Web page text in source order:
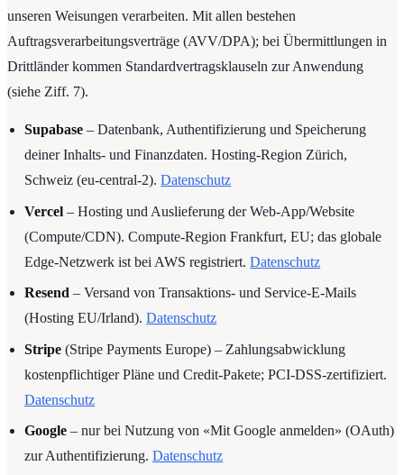
unseren Weisungen verarbeiten. Mit allen bestehen
Auftragsverarbeitungsverträge (AVV/DPA); bei Übermittlungen in
Drittländer kommen Standardvertragsklauseln zur Anwendung
(siehe Ziff. 7).
Supabase – Datenbank, Authentifizierung und Speicherung
deiner Inhalts- und Finanzdaten. Hosting-Region Zürich,
Schweiz (eu-central-2).Datenschutz
Vercel – Hosting und Auslieferung der Web-App/Website
(Compute/CDN). Compute-Region Frankfurt, EU; das globale
Edge-Netzwerk ist bei AWS registriert.Datenschutz
Resend – Versand von Transaktions- und Service-E-Mails
(Hosting EU/Irland).Datenschutz
Stripe (Stripe Payments Europe) – Zahlungsabwicklung
kostenpflichtiger Pläne und Credit-Pakete; PCI-DSS-zertifiziert.
Datenschutz
Google – nur bei Nutzung von «Mit Google anmelden» (OAuth)
zur Authentifizierung.Datenschutz